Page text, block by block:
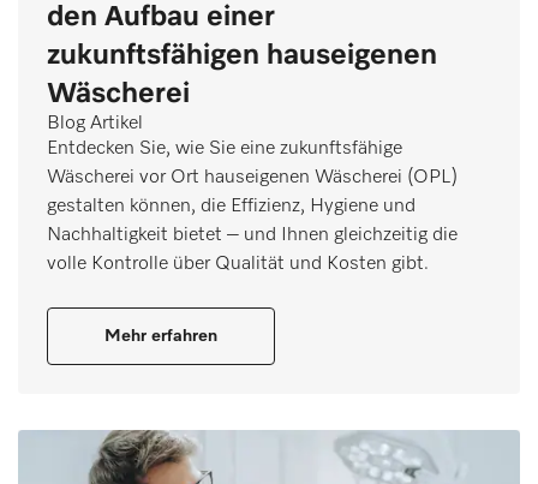
den Aufbau einer
zukunftsfähigen hauseigenen
Wäscherei
Blog Artikel
Entdecken Sie, wie Sie eine zukunftsfähige
Wäscherei vor Ort hauseigenen Wäscherei (OPL)
gestalten können, die Effizienz, Hygiene und
Nachhaltigkeit bietet – und Ihnen gleichzeitig die
volle Kontrolle über Qualität und Kosten gibt.
Mehr erfahren